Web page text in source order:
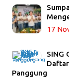
17
SING
Panggung